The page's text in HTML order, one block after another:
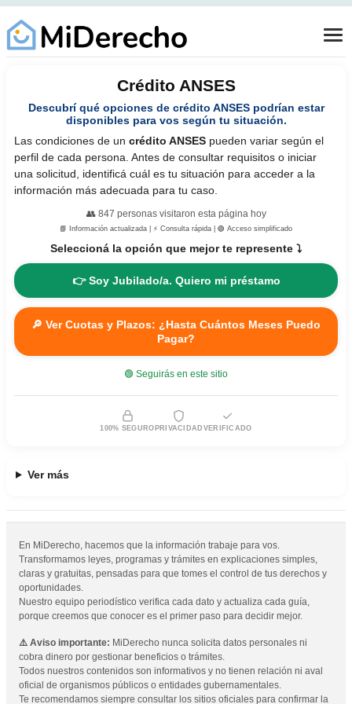
Crédito ANSES
Descubrí qué opciones de crédito ANSES podrían estar
disponibles para vos según tu situación.
Las condiciones de un crédito ANSES pueden variar según el
perfil de cada persona. Antes de consultar requisitos o iniciar
una solicitud, identificá cuál es tu situación para acceder a la
información más adecuada para tu caso.
👥 847 personas visitaron esta página hoy
📘 Información actualizada | ⚡ Consulta rápida | 🟢 Acceso simplificado
Seleccioná la opción que mejor te represente ⤵️
👉 Soy Jubilado/a. Quiero mi préstamo
🔎 Ver Cuotas y Plazos: ¿Hasta Cuántos Meses Puedo
Pagar?
🟢 Seguirás en este sitio
100% SEGURO PRIVACIDAD VERIFICADO
Ver más
En MiDerecho, hacemos que la información trabaje para vos.
Transformamos leyes, programas y trámites en explicaciones simples,
claras y gratuitas, pensadas para que tomes el control de tus derechos y
oportunidades.
Nuestro equipo periodístico verifica cada dato y actualiza cada guía,
porque creemos que conocer es el primer paso para decidir mejor.
⚠️ Aviso importante: MiDerecho nunca solicita datos personales ni
cobra dinero por gestionar beneficios o trámites.
Todos nuestros contenidos son informativos y no tienen relación ni aval
oficial de organismos públicos o entidades gubernamentales.
Te recomendamos siempre consultar los sitios oficiales para confirmar la